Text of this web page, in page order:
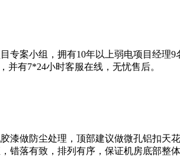
专案小组，拥有10年以上弱电项目经
并有7*24小时客服在线，无忧售后。
漆做防尘处理，顶部建议做微孔铝扣
错落有致，排列有序，保证机房底部整体